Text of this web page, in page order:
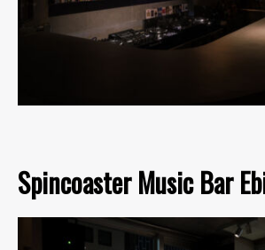
Spincoaster Music Bar